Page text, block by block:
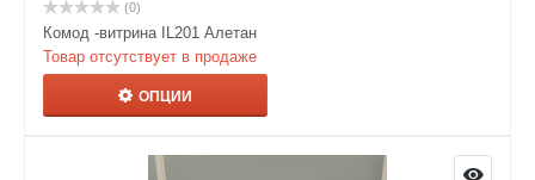
(0)
Комод -витрина IL201 Алетан
Товар отсутствует в продаже
ОПЦИИ